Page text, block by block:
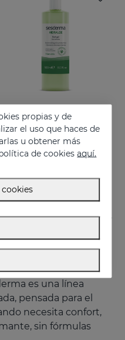
Añadir
HIDRALOE Gel De Baño
10.95 €
es una línea
pensada para el
necesita confort,
sin fórmulas
propias y de
el uso que haces de
u obtener más
de cookiesaquí.